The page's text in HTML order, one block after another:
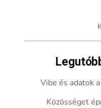
Vibe és adatok
Közösséget